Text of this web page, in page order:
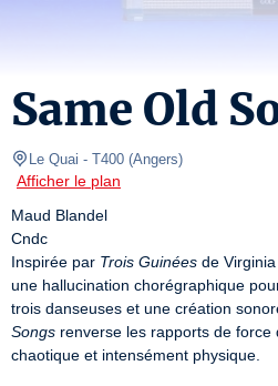
Same Old
Le Quai - T400 (Angers)
Afficher le plan
Maud Blandel
Cndc
Inspirée par Trois Guinées de
une hallucination chorégraphique
trois danseuses et une création
Songs renverse les rapports de force
chaotique et intensément physique.